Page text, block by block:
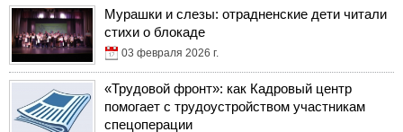
Мурашки и слезы: отрадненские дети читали
стихи о блокаде
03 февраля 2026 г.
«Трудовой фронт»: как Кадровый центр
помогает с трудоустройством участникам
спецоперации